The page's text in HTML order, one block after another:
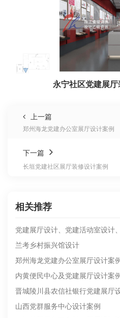
永宁社区党建展
上一篇
郑州海龙党建办公室展厅设计案例
下一篇
长垣党建社区展厅装修设计案例
相关推荐
党建展厅设计、党建活动室设计
兰考乡村振兴馆设计
郑州海龙党建办公室展厅设计案
内黄便民中心及党建展厅设计案
晋城陵川县农信社银行党建展厅
山西党群服务中心设计案例